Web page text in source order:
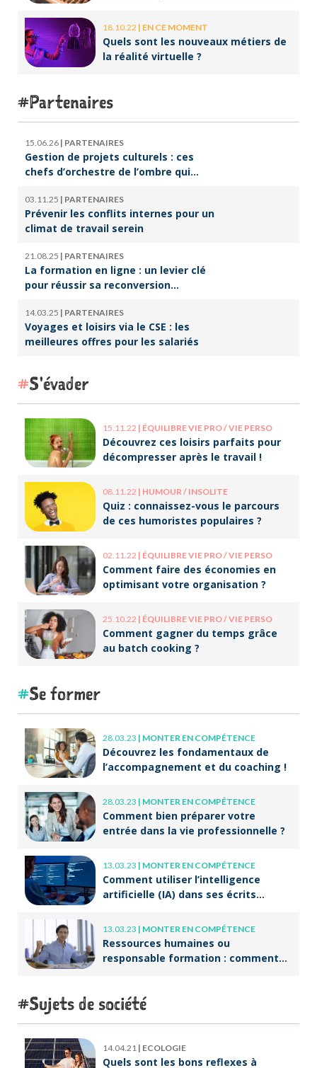
18.10.22 | EN CE MOMENT
Quels sont les nouveaux métiers de
la réalité virtuelle ?
Partenaires
15.06.26 | PARTENAIRES
Gestion de projets culturels : ces
chefs d’orchestre de l’ombre qui
03.11.25 | PARTENAIRES
Prévenir les conflits internes pour un
climat de travail serein
21.08.25 | PARTENAIRES
La formation en ligne : un levier clé
pour réussir sa reconversion
14.03.25 | PARTENAIRES
Voyages et loisirs via le CSE : les
meilleures offres pour les salariés
S'évader
15.11.22 | ÉQUILIBRE VIE PRO / VIE PERSO
Découvrez ces loisirs parfaits pour
décompresser après le travail !
08.11.22 | HUMOUR / INSOLITE
Quiz : connaissez-vous le parcours
de ces humoristes populaires ?
02.11.22 | ÉQUILIBRE VIE PRO / VIE PERSO
Comment faire des économies en
optimisant votre organisation ?
25.10.22 | ÉQUILIBRE VIE PRO / VIE PERSO
Comment gagner du temps grâce
au batch cooking ?
Se former
28.03.23 | MONTER EN COMPÉTENCE
Découvrez les fondamentaux de
l’accompagnement et du coaching !
28.03.23 | MONTER EN COMPÉTENCE
Comment bien préparer votre
entrée dans la vie professionnelle ?
13.03.23 | MONTER EN COMPÉTENCE
Comment utiliser l’intelligence
artificielle (IA) dans ses écrits
13.03.23 | MONTER EN COMPÉTENCE
Ressources humaines ou
responsable formation : comment
Sujets de société
14.04.21 | ECOLOGIE
Quels sont les bons reflexes à